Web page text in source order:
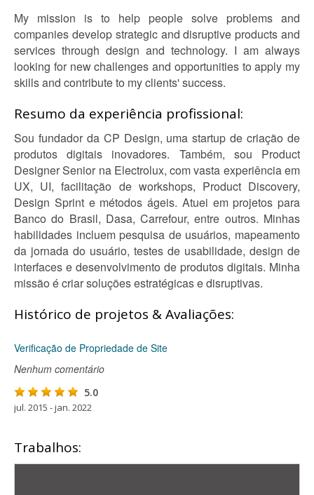
My mission is to help people solve problems and
companies develop strategic and disruptive products and
services through design and technology. I am always
looking for new challenges and opportunities to apply my
skills and contribute to my clients' success.
Resumo da experiência profissional:
Sou fundador da CP Design, uma startup de criação de
produtos digitais inovadores. Também, sou Product
Designer Senior na Electrolux, com vasta experiência em
UX, UI, facilitação de workshops, Product Discovery,
Design Sprint e métodos ágeis. Atuei em projetos para
Banco do Brasil, Dasa, Carrefour, entre outros. Minhas
habilidades incluem pesquisa de usuários, mapeamento
da jornada do usuário, testes de usabilidade, design de
interfaces e desenvolvimento de produtos digitais. Minha
missão é criar soluções estratégicas e disruptivas.
Histórico de projetos & Avaliações:
Verificação de Propriedade de Site
Nenhum comentário
5.0
jul. 2015 - jan. 2022
Trabalhos: